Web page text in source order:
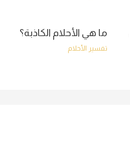
ما هي الأحلام الكاذبة؟
تفسير الأحلام